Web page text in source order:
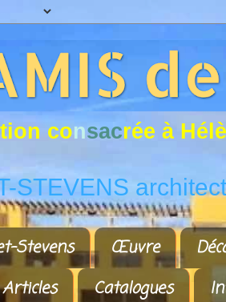
tion consacrée à Hé è
STEVENS
Stevens Œuvre
Articles Catalogues